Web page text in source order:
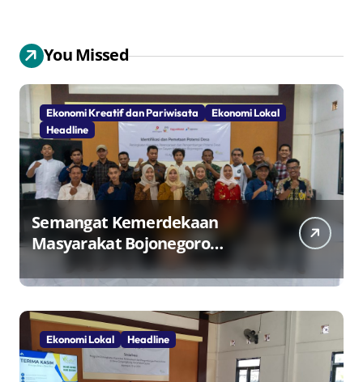
You Missed
Ekonomi Kreatif dan Pariwisata
Ekonomi Lokal
Headline
Semangat Kemerdekaan
Masyarakat Bojonegoro
Bangun Desa Mandiri Ekonomi
Ekonomi Lokal Headline